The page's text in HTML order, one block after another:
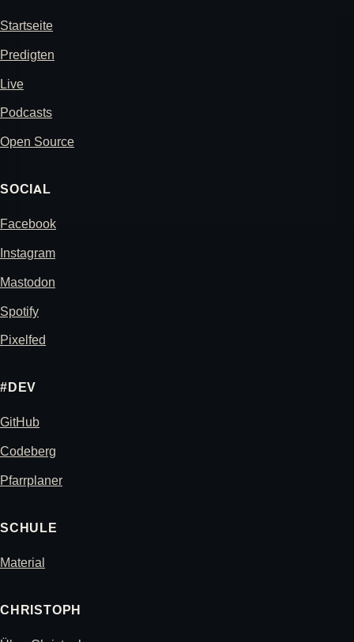
Startseite
Predigten
Live
Podcasts
Open Source
SOCIAL
Facebook
Instagram
Mastodon
Spotify
Pixelfed
#DEV
GitHub
Codeberg
Pfarrplaner
SCHULE
Material
CHRISTOPH